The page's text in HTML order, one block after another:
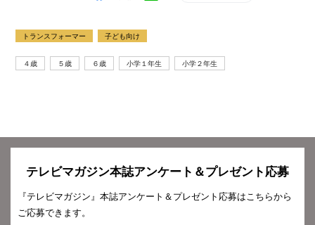
トランスフォーマー 子ども向け
４歳 ５歳 ６歳 小学１年生 小学２年生
テレビマガジン本誌アンケート＆プレゼント応募
『テレビマガジン』本誌アンケート＆プレゼント応募はこちらから
ご応募できます。